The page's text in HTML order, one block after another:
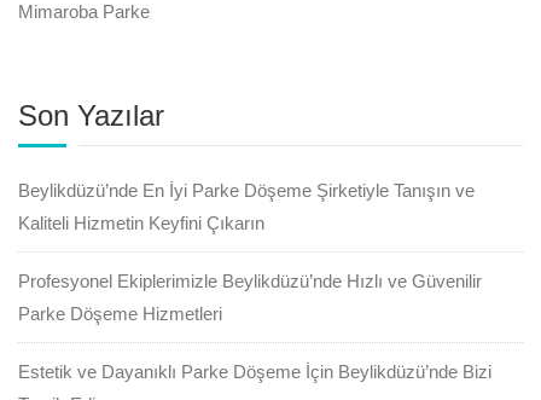
Mimaroba Parke
Son Yazılar
Beylikdüzü’nde En İyi Parke Döşeme Şirketiyle Tanışın ve
Kaliteli Hizmetin Keyfini Çıkarın
Profesyonel Ekiplerimizle Beylikdüzü’nde Hızlı ve Güvenilir
Parke Döşeme Hizmetleri
Estetik ve Dayanıklı Parke Döşeme İçin Beylikdüzü’nde Bizi